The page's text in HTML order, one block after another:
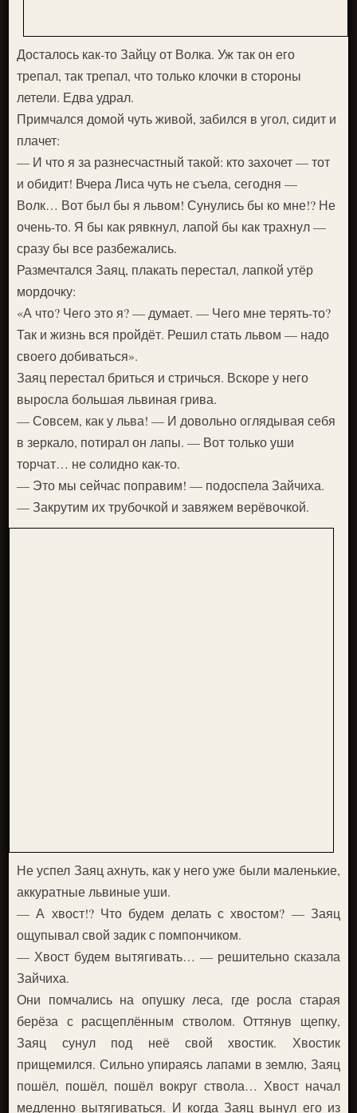
Досталось как-то Зайцу от Волка. Уж так он его
трепал, так трепал, что только клочки в стороны
летели. Едва удрал.
Примчался домой чуть живой, забился в угол, сидит и
плачет:
— И что я за разнесчастный такой: кто захочет — тот
и обидит! Вчера Лиса чуть не съела, сегодня —
Волк… Вот был бы я львом! Сунулись бы ко мне!? Не
очень-то. Я бы как рявкнул, лапой бы как трахнул —
сразу бы все разбежались.
Размечтался Заяц, плакать перестал, лапкой утёр
мордочку:
«А что? Чего это я? — думает. — Чего мне терять-то?
Так и жизнь вся пройдёт. Решил стать львом — надо
своего добиваться».
Заяц перестал бриться и стричься. Вскоре у него
выросла большая львиная грива.
— Совсем, как у льва! — И довольно оглядывая себя
в зеркало, потирал он лапы. — Вот только уши
торчат… не солидно как-то.
— Это мы сейчас поправим! — подоспела Зайчиха.
— Закрутим их трубочкой и завяжем верёвочкой.
Не успел Заяц ахнуть, как у него уже были маленькие,
аккуратные львиные уши.
— А хвост!? Что будем делать с хвостом? — Заяц
ощупывал свой задик с помпончиком.
— Хвост будем вытягивать… — решительно сказала
Зайчиха.
Они помчались на опушку леса, где росла старая
берёза с расщеплённым стволом. Оттянув щепку,
Заяц сунул под неё свой хвостик. Хвостик
прищемился. Сильно упираясь лапами в землю, Заяц
пошёл, пошёл, пошёл вокруг ствола… Хвост начал
медленно вытягиваться. И когда Заяц вынул его из